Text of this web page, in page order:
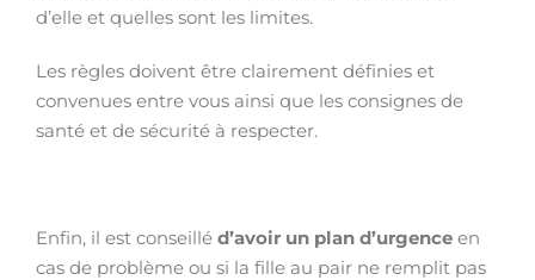
d’elle et quelles sont les limites.
Les règles doivent être clairement définies et
convenues entre vous ainsi que les consignes de
santé et de sécurité à respecter.
Enfin, il est conseillé d’avoir un plan d’urgence en
cas de problème ou si la fille au pair ne remplit pas